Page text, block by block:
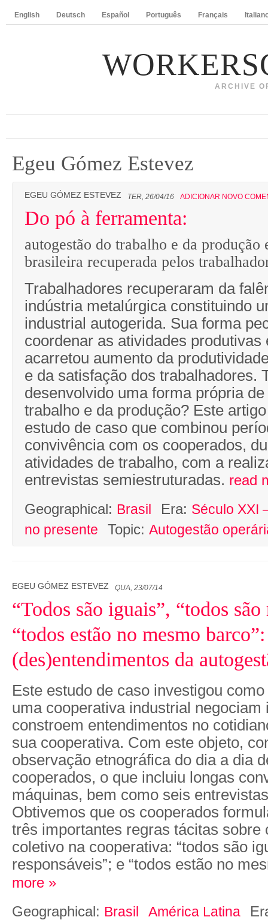
English Deutsch Español Português Français
ARCHIVE
Egeu Gómez Estevez
EGEU GÓMEZ ESTEVEZ TER, 26/04/16 ADICIONAR NOVO
Do pó à ferramenta:
autogestão do trabalho e da produção
brasileira recuperada pelos
Trabalhadores recuperaram da
indústria metalúrgica constituindo
industrial autogerida. Sua forma
coordenar as atividades produtivas
acarretou aumento da
e da satisfação dos trabalhadores.
desenvolvido uma forma própria
trabalho e da produção? Este
estudo de caso que combinou
convivência com os cooperados,
atividades de trabalho, com a
entrevistas semiestruturadas. read
Geographical: Brasil Era: Século XXI
no presente
Topic: Autogestão
EGEU GÓMEZ ESTEVEZ QUA, 23/07/14
“Todos são iguais”, “todos são
“todos estão no mesmo
(des)entendimentos da
Este estudo de caso investigou
uma cooperativa industrial negociam
constroem entendimentos no
sua cooperativa. Com este objeto,
observação etnográfica do dia a dia
cooperados, o que incluiu longas
máquinas, bem como seis
Obtivemos que os cooperados
três importantes regras tácitas sobre
coletivo na cooperativa: “todos são
responsáveis”; e “todos estão no
more »
Geographical: Brasil América Latina